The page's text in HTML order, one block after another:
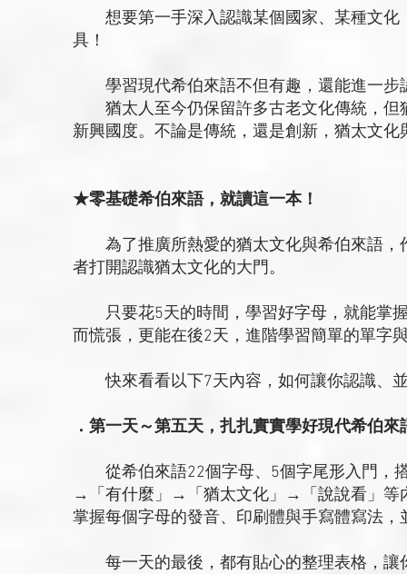
想要第一手深入認識某個國家、某種文化
具！
學習現代希伯來語不但有趣，還能進一步
猶太人至今仍保留許多古老文化傳統，但
新興國度。不論是傳統，還是創新，猶太文
★零基礎希伯來語，就讀這一本！
為了推廣所熱愛的猶太文化與希伯來語，
者打開認識猶太文化的大門。
只要花5天的時間，學習好字母，就能掌握
而慌張，更能在後2天，進階學習簡單的單字
快來看看以下7天內容，如何讓你認識、
．第一天～第五天，扎扎實實學好現代希伯來
從希伯來語22個字母、5個字尾形入門，
→「有什麼」→「猶太文化」→「說說看」等
掌握每個字母的發音、印刷體與手寫體寫法
每一天的最後，都有貼心的整理表格，讓